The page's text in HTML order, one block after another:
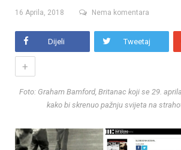
16 Aprila, 2018 Nema komentara
Dijeli Tweetaj
+
Foto: Graham Bamford, Britanac koji se 29.
kako bi skrenuo pažnju svijeta na